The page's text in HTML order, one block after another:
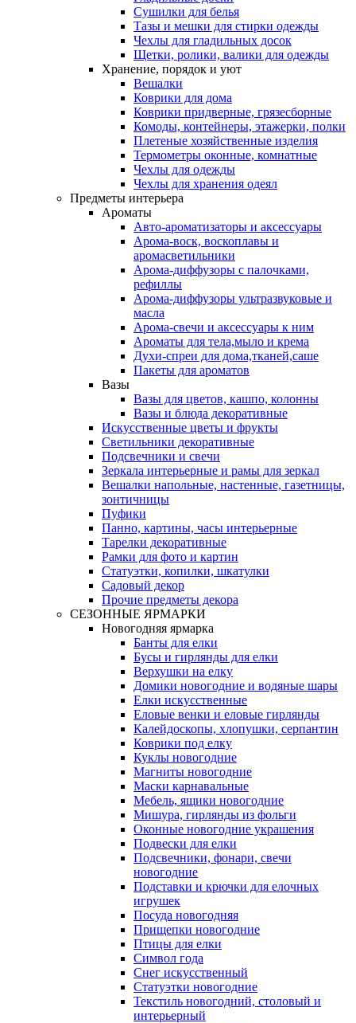
Сушилки для белья
Тазы и мешки для стирки одежды
Чехлы для гладильных досок
Щетки, ролики, валики для одежды
Хранение, порядок и уют
Вешалки
Коврики для дома
Коврики придверные, грязесборные
Комоды, контейнеры, этажерки, полки
Плетеные хозяйственные изделия
Термометры оконные, комнатные
Чехлы для одежды
Чехлы для хранения одеял
Предметы интерьера
Ароматы
Авто-ароматизаторы и аксессуары
Арома-воск, воскоплавы и
аромасветильники
Арома-диффузоры с палочками,
рефиллы
Арома-диффузоры ультразвуковые и
масла
Арома-свечи и аксессуары к ним
Ароматы для тела,мыло и крема
Духи-спреи для дома,тканей,саше
Пакеты для ароматов
Вазы
Вазы для цветов, кашпо, колонны
Вазы и блюда декоративные
Искусственные цветы и фрукты
Светильники декоративные
Подсвечники и свечи
Зеркала интерьерные и рамы для зеркал
Вешалки напольные, настенные, газетницы,
зонтичницы
Пуфики
Панно, картины, часы интерьерные
Тарелки декоративные
Рамки для фото и картин
Статуэтки, копилки, шкатулки
Садовый декор
Прочие предметы декора
СЕЗОННЫЕ ЯРМАРКИ
Новогодняя ярмарка
Банты для елки
Бусы и гирлянды для елки
Верхушки на елку
Домики новогодние и водяные шары
Елки искусственные
Еловые венки и еловые гирлянды
Калейдоскопы, хлопушки, серпантин
Коврики под елку
Куклы новогодние
Магниты новогодние
Маски карнавальные
Мебель, ящики новогодние
Мишура, гирлянды из фольги
Оконные новогодние украшения
Подвески для елки
Подсвечники, фонари, свечи
новогодние
Подставки и крючки для елочных
игрушек
Посуда новогодняя
Прищепки новогодние
Птицы для елки
Символ года
Снег искусственный
Статуэтки новогодние
Текстиль новогодний, столовый и
интерьерный